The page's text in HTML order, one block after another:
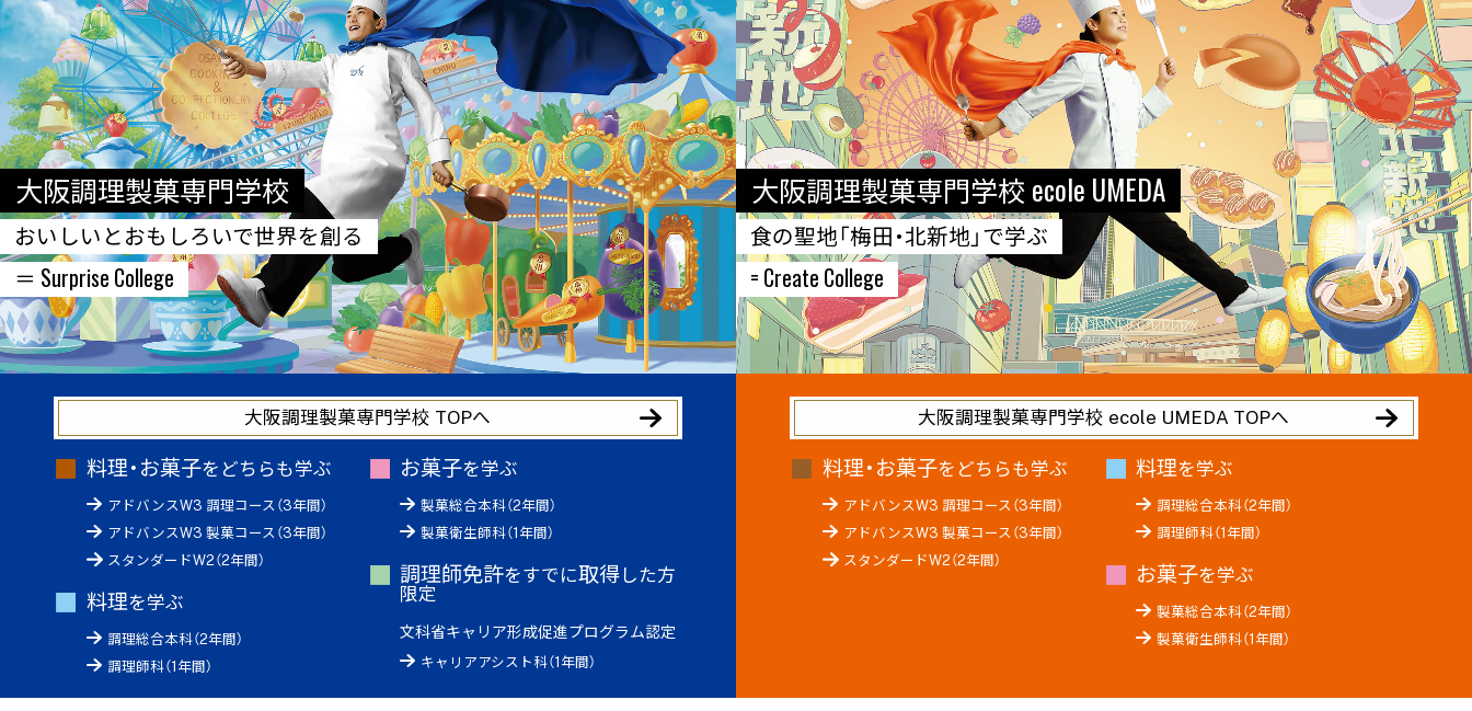
大阪調理製菓専門学校
おいしいとおもしろいで世界を創る
＝ Surprise College
大阪調理製菓専門学校 TOPへ
料理・お菓子をどちらも学ぶ
アドバンスW3 調理コース（3年間）
アドバンスW3 製菓コース（3年間）
スタンダードW2（2年間）
料理を学ぶ
調理総合本科（2年間）
調理師科（1年間）
お菓子を学ぶ
製菓総合本科（2年間）
製菓衛生師科（1年間）
調理師免許をすでに取得 した方
限定
文科省キャリア形成促進プログラム認定
キャリアアシスト科（1年間）
大阪調理製菓専門学校 ecole UMEDA
食の聖地「梅田・北新地」で学ぶ
= Create College
大阪調理製菓専門学校 ecole UMEDA TOPへ
料理・お菓子をどちらも学ぶ
アドバンスW3 調理コース（3年間）
アドバンスW3 製菓コース（3年間）
スタンダードW2（2年間）
料理を学ぶ
調理総合本科（2年間）
調理師科（1年間）
お菓子を学ぶ
製菓総合本科（2年間）
製菓衛生師科（1年間）